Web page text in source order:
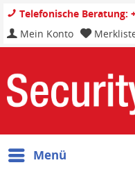
Telefonische Beratung:
Mein Konto
Menü